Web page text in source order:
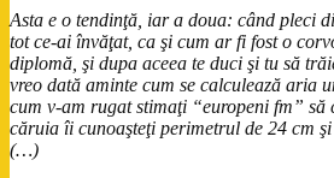
Asta e o tendinţă, iar a doua: când pleci
tot ce-ai învăţat, ca şi cum ar fi fost o
diplomă, şi dupa aceea te duci şi tu să
vreo dată aminte cum se calculează aria
cum v-am rugat stimaţi “europeni fm”
căruia îi cunoaşteţi perimetrul de 24 cm
(…)